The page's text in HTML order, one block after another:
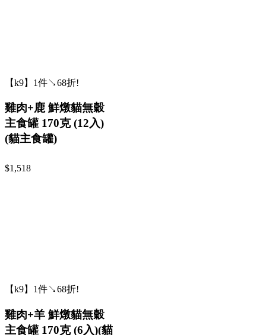
【k9】1件↘68折!
雞肉+鹿 鮮燉貓無穀
主食罐 170克 (12入)
(貓主食罐)
$1,518
【k9】1件↘68折!
雞肉+羊 鮮燉貓無穀
主食罐 170克 (6入)(貓